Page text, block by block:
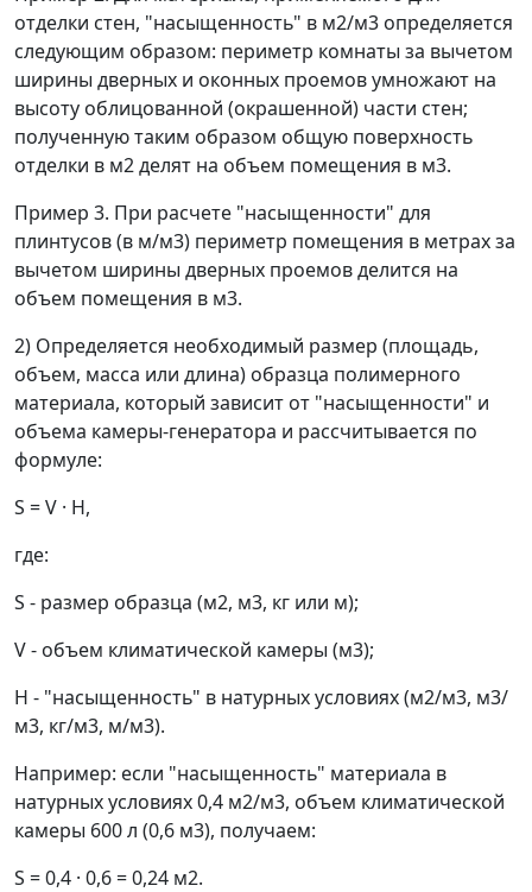
отделки стен, "насыщенность" в м2/м3 определяется
следующим образом: периметр комнаты за вычетом
ширины дверных и оконных проемов умножают на
высоту облицованной (окрашенной) части стен;
полученную таким образом общую поверхность
отделки в м2делят на объем помещения в м3.
Пример 3. При расчете "насыщенности" для
плинтусов (в м/м3) периметр помещения в метрах за
вычетом ширины дверных проемов делится на
объем помещения в м3.
2) Определяется необходимый размер (площадь,
объем, масса или длина) образца полимерного
материала, который зависит от "насыщенности" и
объема камеры-генератора и рассчитывается по
формуле:
S =V · H,
где:
S - размер образца (м2, м3, кг или м);
V- объем климатической камеры (м3);
H - "насыщенность" в натурных условиях (м2/м3, м3/
м3, кг/м3, м/м3).
Например: если "насыщенность" материала в
натурных условиях 0,4 м2/м3, объем климатической
камеры 600 л (0,6 м3), получаем:
S = 0,4 · 0,6 = 0,24 м2.